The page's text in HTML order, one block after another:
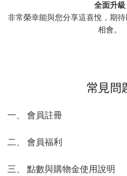
全面升級
非常榮幸能與您分享這喜悅，期
相會。
常見問
一、 會員註冊
二、 會員福利
三、 點數與購物金使用說明